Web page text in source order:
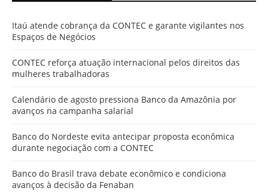
Itaú atende cobrança da CONTEC e garante vigilantes nos
Espaços de Negócios
CONTEC reforça atuação internacional pelos direitos das
mulheres trabalhadoras
Calendário de agosto pressiona Banco da Amazônia por
avanços na campanha salarial
Banco do Nordeste evita antecipar proposta econômica
durante negociação com a CONTEC
Banco do Brasil trava debate econômico e condiciona
avanços à decisão da Fenaban